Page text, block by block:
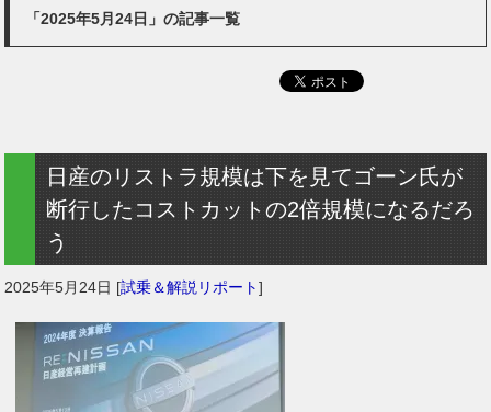
「2025年5月24日」の記事一覧
日産のリストラ規模は下を見てゴーン氏が
断行したコストカットの2倍規模になるだろ
う
2025年5月24日 [試乗＆解説リポート]